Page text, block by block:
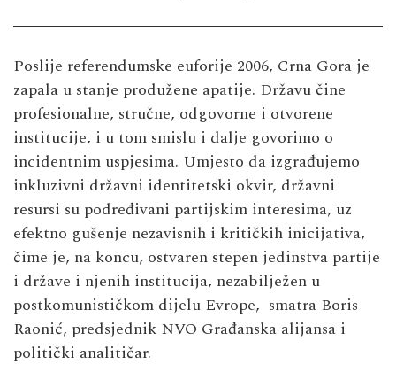
Poslije referendumske euforije 2006, Crna Gora je
zapala u stanje produžene apatije. Državu čine
profesionalne, stručne, odgovorne i otvorene
institucije, i u tom smislu i dalje govorimo o
incidentnim uspjesima. Umjesto da izgrađujemo
inkluzivni državni identitetski okvir, državni
resursi su podređivani partijskim interesima, uz
efektno gušenje nezavisnih i kritičkih inicijativa,
čime je, na koncu, ostvaren stepen jedinstva partije
i države i njenih institucija, nezabilježen u
postkomunističkom dijelu Evrope, smatra Boris
Raonić, predsjednik NVO Građanska alijansa i
politički analitičar.